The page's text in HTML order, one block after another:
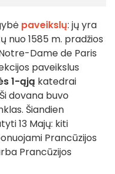
paveikslų: jų yra
nuo 1585 m. pradžios
Dame de Paris
paveikslus
1-ąją katedrai
dovana buvo
Šiandien
13 Majų: kiti
Prancūzijos
Prancūzijos